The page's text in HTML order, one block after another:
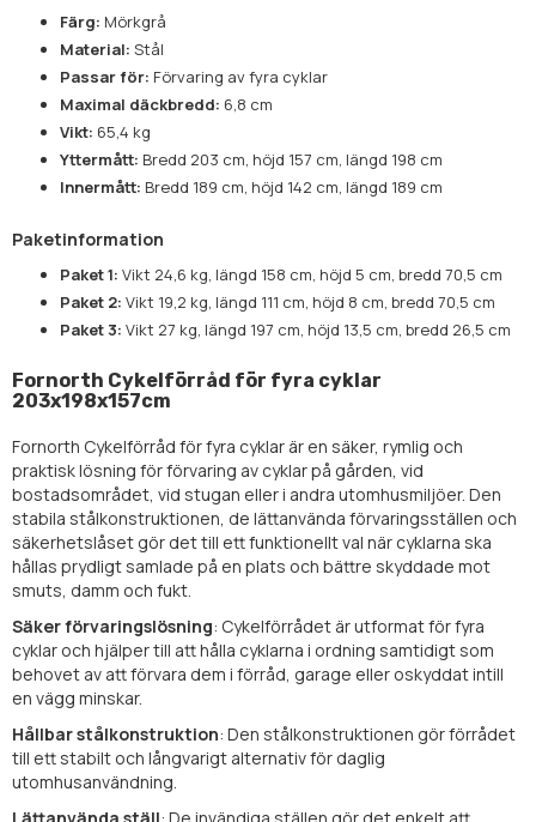
Färg: Mörkgrå
Material: Stål
Passar för: Förvaring av fyra cyklar
Maximal däckbredd: 6,8 cm
Vikt: 65,4 kg
Yttermått: Bredd 203 cm, höjd 157 cm, längd 198 cm
Innermått: Bredd 189 cm, höjd 142 cm, längd 189 cm
Paketinformation
Paket 1: Vikt 24,6 kg, längd 158 cm, höjd 5 cm, bredd 70,5 cm
Paket 2: Vikt 19,2 kg, längd 111 cm, höjd 8 cm, bredd 70,5 cm
Paket 3: Vikt 27 kg, längd 197 cm, höjd 13,5 cm, bredd 26,5 cm
Fornorth Cykelförråd för fyra cyklar
203x198x157cm
Fornorth Cykelförråd för fyra cyklar är en säker, rymlig och
praktisk lösning för förvaring av cyklar på gården, vid
bostadsområdet, vid stugan eller i andra utomhusmiljöer. Den
stabila stålkonstruktionen, de lättanvända förvaringsställen och
säkerhetslåset gör det till ett funktionellt val när cyklarna ska
hållas prydligt samlade på en plats och bättre skyddade mot
smuts, damm och fukt.
Säker förvaringslösning: Cykelförrådet är utformat för fyra
cyklar och hjälper till att hålla cyklarna i ordning samtidigt som
behovet av att förvara dem i förråd, garage eller oskyddat intill
en vägg minskar.
Hållbar stålkonstruktion: Den stålkonstruktionen gör förrådet
till ett stabilt och långvarigt alternativ för daglig
utomhusanvändning.